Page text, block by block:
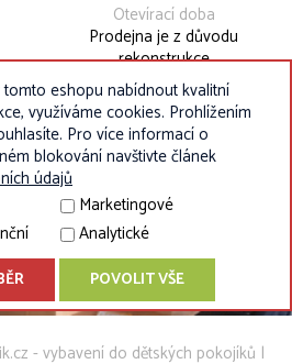
Otevírací doba
Prodejna je z důvodu
rekonstrukce
dočasně uzavřena.
- vybavení do dětských pokojíků |
eshopu nabídnout kvalitní
využíváme cookies. Prohlížením
Pro více informací o
blokování navštivte článek
údajů
Marketingové
Analytické
POVOLIT VŠE